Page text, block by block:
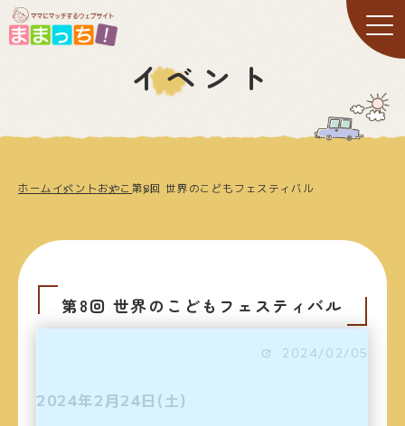
イベント
ホーム イベントおやこ第8回 世界のこどもフェスティバル
第8回 世界のこどもフェスティバル
2024/02/05
2024年2月24日(土)